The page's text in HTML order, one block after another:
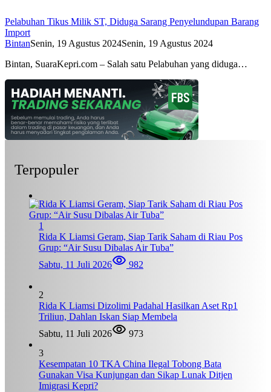
Pelabuhan Tikus Milik ST, Diduga Sarang Penyelundupan Barang
Import
BintanSenin, 19 Agustus 2024Senin, 19 Agustus 2024
Bintan, SuaraKepri.com – Salah satu Pelabuhan yang diduga…
Terpopuler
1
Rida K Liamsi Geram, Siap Tarik Saham di Riau Pos
Grup: “Air Susu Dibalas Air Tuba”
Sabtu, 11 Juli 2026
982
2
Rida K Liamsi Dizolimi Padahal Hasilkan Aset Rp1
Triliun, Dahlan Iskan Siap Membela
Sabtu, 11 Juli 2026
973
3
Kesempatan 10 TKA China Ilegal Tobong Bata
Gunakan Visa Kunjungan dan Sikap Lunak Ditjen
Imigrasi Kepri?